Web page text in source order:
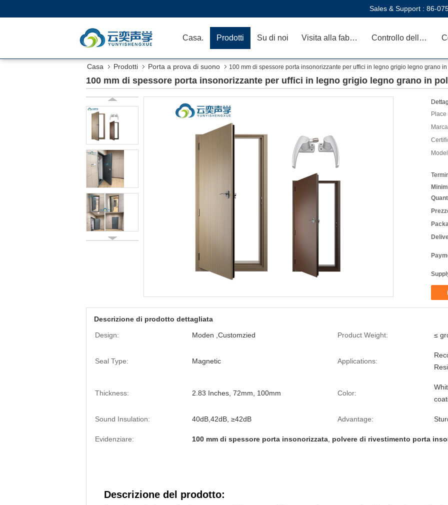
Sales & Support : 86-
Casa. Prodotti Su di noi Visita alla fabbrica Controllo della qualità
Casa Prodotti Porta a prova di suono 100 mm di spessore porta insonorizzante per uffici in legno grigio legno grano
100 mm di spessore porta insonorizzante per uffici in legno grigio legno grano in
Descrizione di prodotto dettagliata
Design:
Moden ,Customzied Product Weight: ≤
Seal Type: Magnetic Applications:
Thickness: 2.83 Inches, 72mm, 100mm Color:
Sound Insulation: 40dB,42dB, ≥42dB Advantage:
Evidenziare: 100 mm di spessore porta insonorizzata polvere di rivestimento porta
Descrizione del prodotto: